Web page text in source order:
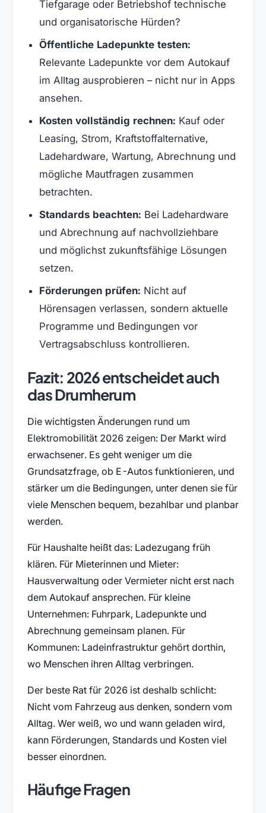
Tiefgarage oder Betriebshof technische
und organisatorische Hürden?
Öffentliche Ladepunkte testen:
Relevante Ladepunkte vor dem Autokauf
im Alltag ausprobieren – nicht nur in Apps
ansehen.
Kosten vollständig rechnen: Kauf oder
Leasing, Strom, Kraftstoffalternative,
Ladehardware, Wartung, Abrechnung und
mögliche Mautfragen zusammen
betrachten.
Standards beachten: Bei Ladehardware
und Abrechnung auf nachvollziehbare
und möglichst zukunftsfähige Lösungen
setzen.
Förderungen prüfen: Nicht auf
Hörensagen verlassen, sondern aktuelle
Programme und Bedingungen vor
Vertragsabschluss kontrollieren.
Fazit: 2026 entscheidet auch
das Drumherum
Die wichtigsten Änderungen rund um
Elektromobilität 2026 zeigen: Der Markt wird
erwachsener. Es geht weniger um die
Grundsatzfrage, ob E-Autos funktionieren, und
stärker um die Bedingungen, unter denen sie für
viele Menschen bequem, bezahlbar und planbar
werden.
Für Haushalte heißt das: Ladezugang früh
klären. Für Mieterinnen und Mieter:
Hausverwaltung oder Vermieter nicht erst nach
dem Autokauf ansprechen. Für kleine
Unternehmen: Fuhrpark, Ladepunkte und
Abrechnung gemeinsam planen. Für
Kommunen: Ladeinfrastruktur gehört dorthin,
wo Menschen ihren Alltag verbringen.
Der beste Rat für 2026 ist deshalb schlicht:
Nicht vom Fahrzeug aus denken, sondern vom
Alltag. Wer weiß, wo und wann geladen wird,
kann Förderungen, Standards und Kosten viel
besser einordnen.
Häufige Fragen